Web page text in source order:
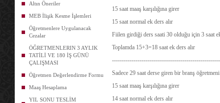
Altın Öneriler
MEB İlişik Kesme İşlemleri
Öğretmenlere Uygulanacak
Cezalar
ÖĞRETMENLERIN 3 AYLIK
TATİLİ VE 180 İŞ GÜNÜ
ÇALIŞMASI
Öğretmen Değerlendirme Formu
Maaş Hesaplama
YIL SONU TESLİM
15 saat maaş karşılığına girer
15 saat normal ek ders alır
Fiilen girdiği ders saati 30 olduğu için 3 saat
Toplamda 15+3=18 saat ek ders alır
Sadece 29 saat derse giren bir branş
15 saat maaş karşılığına girer
14 saat normal ek ders alır